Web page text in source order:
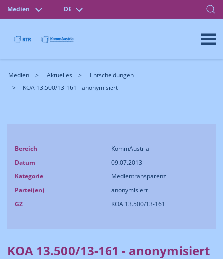
Medien DE
Medien Aktuelles
Entscheidungen
KOA 13.500/13-161 - anonymisiert
Bereich
KommAustria
Datum
09.07.2013
Kategorie
Medientransparenz
Partei(en)
anonymisiert
GZ
KOA 13.500/13-161
KOA 13.500/13-161 - anonymisiert